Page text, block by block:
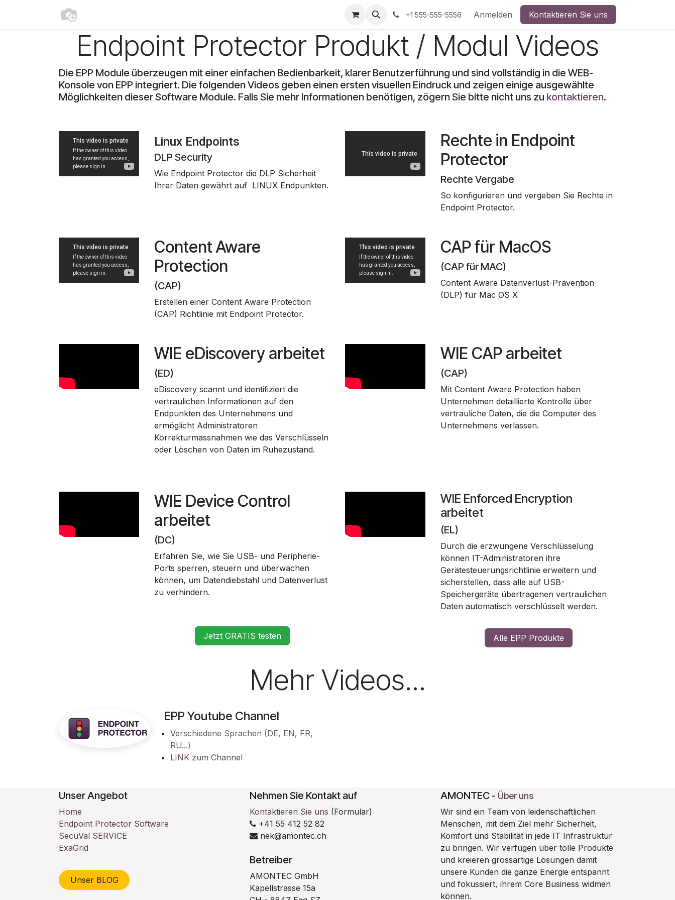
+1 555-555-5556 Anmelden Kontaktieren Sie uns
Endpoint Protector Produkt / Modul Videos
Die EPP Module überzeugen mit einer einfachen Bedienbarkeit, klarer Benutzerführung und sind vollständig in die WEB-
Konsole von EPP integriert. Die folgenden Videos geben einen ersten visuellen Eindruck und zeigen einige ausgewählte
Möglichkeiten dieser Software Module. Falls Sie mehr Informationen benötigen, zögern Sie bitte nicht uns zu kontaktieren.
Linux Endpoints
DLP Security
Wie Endpoint Protector die DLP Sicherheit
Ihrer Daten gewährt auf LINUX Endpunkten.
Rechte in Endpoint
Protector
Rechte Vergabe
So konfigurieren und vergeben Sie Rechte in
Endpoint Protector.
Content Aware
Protection
(CAP)
Erstellen einer Content Aware Protection
(CAP) Richtlinie mit Endpoint Protector.
CAP für MacOS
(CAP für MAC)
Content Aware Datenverlust-Prävention
(DLP) für Mac OS X
WIE eDiscovery arbeitet
(ED)
eDiscovery scannt und identifiziert die
vertraulichen Informationen auf den
Endpunkten des Unternehmens und
ermöglicht Administratoren
Korrekturmassnahmen wie das Verschlüsseln
oder Löschen von Daten im Ruhezustand.
WIE CAP arbeitet
(CAP)
Mit Content Aware Protection haben
Unternehmen detaillierte Kontrolle über
vertrauliche Daten, die die Computer des
Unternehmens verlassen.
WIE Device Control
arbeitet
(DC)
Erfahren Sie, wie Sie USB- und Peripherie-
Ports sperren, steuern und überwachen
können, um Datendiebstahl und Datenverlust
zu verhindern.
Jetzt GRATIS testen
WIE Enforced Encryption
arbeitet
(EL)
Durch die erzwungene Verschlüsselung
können IT-Administratoren ihre
Gerätesteuerungsrichtlinie erweitern und
sicherstellen, dass alle auf USB-
Speichergeräte übertragenen vertraulichen
Daten automatisch verschlüsselt werden.
Alle EPP Produkte
Mehr Videos...
EPP Youtube Channel
Verschiedene Sprachen (DE, EN, FR,
RU...)
LINK zum Channel
Unser Angebot
Home
Endpoint Protector Software
SecuVal SERVICE
ExaGrid
Unser BLOG
Nehmen Sie Kontakt auf
Kontaktieren Sie uns (Formular)
+41 55 412 52 82
nek@amontec.ch
Betreiber
AMONTEC GmbH
Kapellstrasse 15a
AMONTEC - Über uns
Wir sind ein Team von leidenschaftlichen
Menschen, mit dem Ziel mehr Sicherheit,
Komfort und Stabilität in jede IT Infrastruktur
zu bringen. Wir verfügen über tolle Produkte
und kreieren grossartige Lösungen damit
unsere Kunden die ganze Energie entspannt
und fokussiert, ihrem Core Business widmen
können.